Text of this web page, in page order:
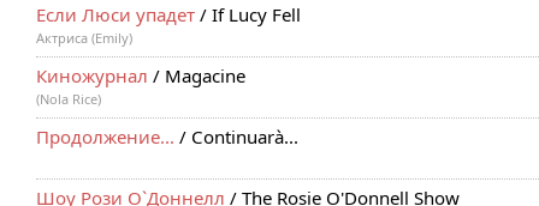
Если Люси упадет / If Lucy Fell
Актриса (Emily)
Киножурнал / Magacine
(Nola Rice)
Продолжение... / Continuarà...
Шоу Рози О`Доннелл / The Rosie O'Donnell Show